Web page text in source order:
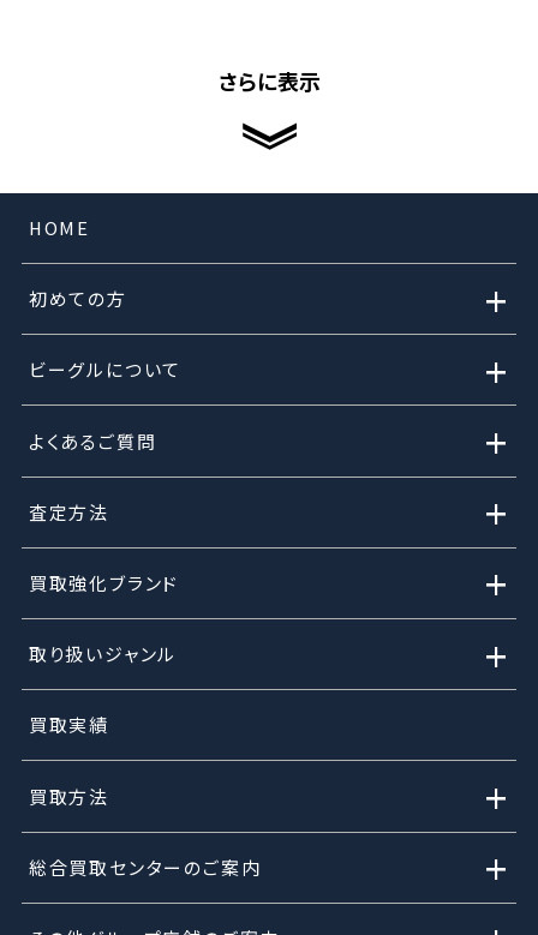
さらに表示
HOME
初めての方 +
ビーグルについて +
よくあるご質問 +
査定方法 +
買取強化ブランド +
取り扱いジャンル +
買取実績
買取方法 +
総合買取センターのご案内 +